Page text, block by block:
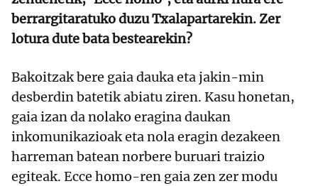
berrargitaratuko duzu Txalapartarekin. Zer
lotura dute bata bestearekin?
Bakoitzak bere gaia dauka eta jakin-min
desberdin batetik abiatu ziren. Kasu honetan,
gaia izan da nolako eragina daukan
inkomunikazioak eta nola eragin dezakeen
harreman batean norbere buruari traizio
egiteak. Ecce homo-ren gaia zen zer modu